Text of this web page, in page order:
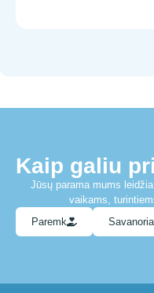
Kaip galiu
Jūsų parama mums
vaikams,
Paremk